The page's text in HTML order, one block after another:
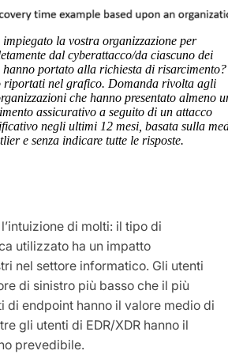
la vostra organizzazione per
dal cyberattacco/da ciascuno dei
hanno portato alla richiesta di
riportati nel grafico. Domanda rivolta agli
che hanno presentato almeno
assicurativo a seguito di un attacco
negli ultimi 12 mesi, basata sulla
e senza indicare tutte le risposte.
di molti: il tipo di
utilizzato ha un impatto
nel settore informatico. Gli utenti
di sinistro più basso che il più
di endpoint hanno il valore medio di
gli utenti di EDR/XDR hanno il
prevedibile.